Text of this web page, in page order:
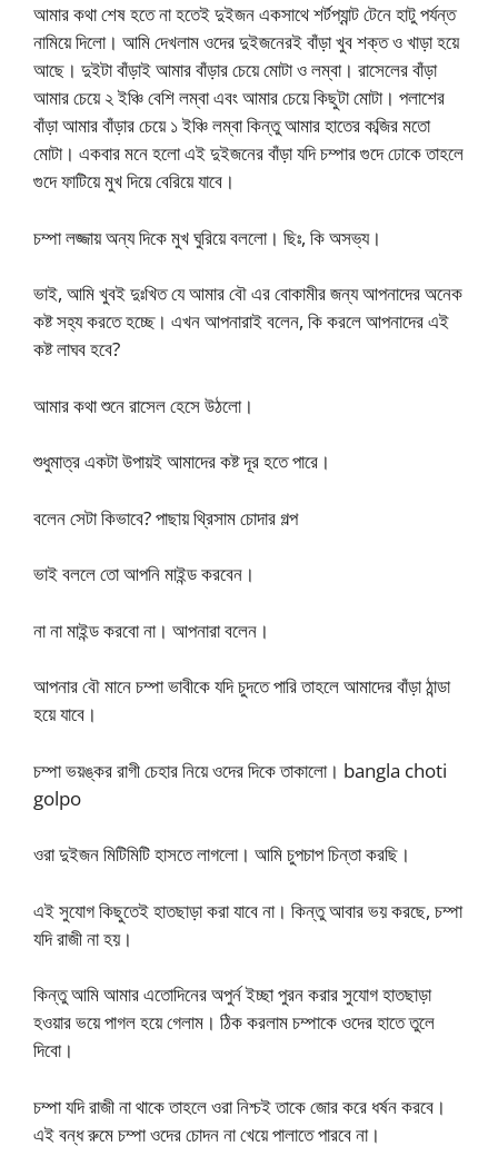
আমার কথা শেষ হতে না হতেই দুইজন একসাথে শর্টপ্যান্ট টেনে হাটু পর্যন্ত
নামিয়ে দিলো। আমি দেখলাম ওদের দুইজনেরই বাঁড়া খুব শক্ত ও খাড়া হয়ে
আছে। দুইটা বাঁড়াই আমার বাঁড়ার চেয়ে মোটা ও লম্বা। রাসেলের বাঁড়া
আমার চেয়ে ২ ইঞ্চি বেশি লম্বা এবং আমার চেয়ে কিছুটা মোটা। পলাশের
বাঁড়া আমার বাঁড়ার চেয়ে ১ ইঞ্চি লম্বা কিন্তু আমার হাতের কব্জির মতো
মোটা। একবার মনে হলো এই দুইজনের বাঁড়া যদি চম্পার গুদে ঢোকে তাহলে
গুদে ফাটিয়ে মুখ দিয়ে বেরিয়ে যাবে।
চম্পা লজ্জায় অন্য দিকে মুখ ঘুরিয়ে বললো। ছিঃ, কি অসভ্য।
ভাই, আমি খুবই দুঃখিত যে আমার বৌ এর বোকামীর জন্য আপনাদের অনেক
কষ্ট সহ্য করতে হচ্ছে। এখন আপনারাই বলেন, কি করলে আপনাদের এই
কষ্ট লাঘব হবে?
আমার কথা শুনে রাসেল হেসে উঠলো।
শুধুমাত্র একটা উপায়ই আমাদের কষ্ট দূর হতে পারে।
বলেন সেটা কিভাবে? পাছায় থ্রিসাম চোদার গল্প
ভাই বললে তো আপনি মাইন্ড করবেন।
না না মাইন্ড করবো না। আপনারা বলেন।
আপনার বৌ মানে চম্পা ভাবীকে যদি চুদতে পারি তাহলে আমাদের বাঁড়া ঠান্ডা
হয়ে যাবে।
চম্পা ভয়ঙ্কর রাগী চেহার নিয়ে ওদের দিকে তাকালো। bangla choti
golpo
ওরা দুইজন মিটিমিটি হাসতে লাগলো। আমি চুপচাপ চিন্তা করছি।
এই সুযোগ কিছুতেই হাতছাড়া করা যাবে না। কিন্তু আবার ভয় করছে, চম্পা
যদি রাজী না হয়।
কিন্তু আমি আমার এতোদিনের অপুর্ন ইচ্ছা পুরন করার সুযোগ হাতছাড়া
হওয়ার ভয়ে পাগল হয়ে গেলাম। ঠিক করলাম চম্পাকে ওদের হাতে তুলে
দিবো।
চম্পা যদি রাজী না থাকে তাহলে ওরা নিশ্চই তাকে জোর করে ধর্ষন করবে।
এই বন্ধ রুমে চম্পা ওদের চোদন না খেয়ে পালাতে পারবে না।